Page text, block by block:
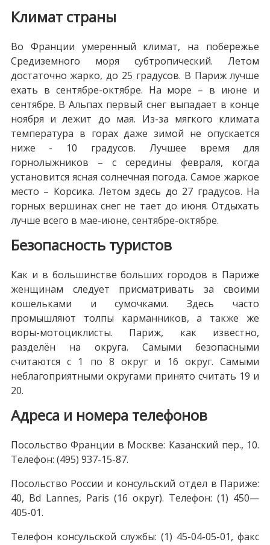
Климат страны
Во Франции умеренный климат, на побережье
Средиземного моря субтропический. Летом
достаточно жарко, до 25 градусов. В Париж лучше
ехать в сентябре-октябре. На море – в июне и
сентябре. В Альпах первый снег выпадает в конце
ноября и лежит до мая. Из-за мягкого климата
температура в горах даже зимой не опускается
ниже - 10 градусов. Лучшее время для
горнолыжников – с середины февраля, когда
установится ясная солнечная погода. Самое жаркое
место – Корсика. Летом здесь до 27 градусов. На
горных вершинах снег не тает до июня. Отдыхать
лучше всего в мае-июне, сентябре-октябре.
Безопасность туристов
Как и в большинстве больших городов в Париже
женщинам следует присматривать за своими
кошельками и сумочками. Здесь часто
промышляют толпы карманников, а также же
воры-мотоциклисты. Париж, как известно,
разделён на округа. Самыми безопасными
считаются с 1 по 8 округ и 16 округ. Самыми
неблагоприятными округами принято считать 19 и
20.
Адреса и номера телефонов
Посольство Франции в Москве: Казанский пер., 10.
Телефон: (495) 937-15-87.
Посольство России и консульский отдел в Париже:
40, Bd Lannes, Paris (16 округ). Телефон: (1) 450—
405-01.
Телефон консульской службы: (1) 45-04-05-01, факс